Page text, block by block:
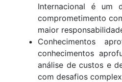
Internacional é um
comprometimento
maior
Conhecimentos
conhecimentos
análise de custos e
com desafios